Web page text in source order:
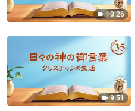
10:26
9:51